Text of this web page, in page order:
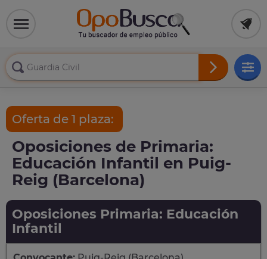
Oferta de 1 plaza:
Oposiciones de Primaria:
Educación Infantil en Puig-
Reig (Barcelona)
Oposiciones Primaria: Educación
Infantil